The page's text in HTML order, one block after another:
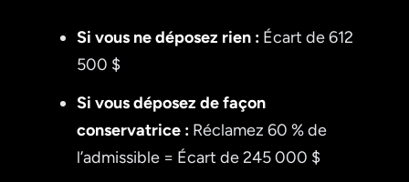
Si vous ne déposez rien : Écart de 612
500 $
Si vous déposez de façon
conservatrice : Réclamez 60 % de
l’admissible = Écart de 245 000 $